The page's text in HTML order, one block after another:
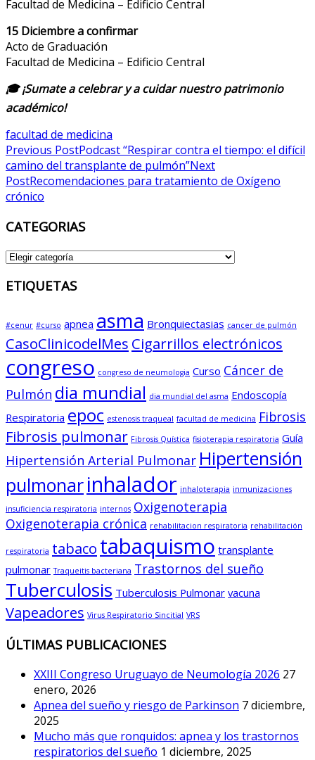
Facultad de Medicina – Edificio Central
15 Diciembre a confirmar
Acto de Graduación
Facultad de Medicina – Edificio Central
🎓 ¡Sumate a celebrar y a cuidar nuestro patrimonio
académico!
facultad de medicina
Post
navigation
Previous PostPodcast “Respirar contra el tiempo: el difícil
camino del transplante de pulmón”Next
PostRecomendaciones para tratamiento de Oxígeno
crónico
CATEGORIAS
CATEGORIAS
ETIQUETAS
#cenur #curso apnea asma Bronquiectasias cancer de pulmón
CasoClinicodelMes Cigarrillos electrónicos
congreso congreso de neumologia Curso Cáncer de
Pulmón dia mundial dia mundial del asma Endoscopía
Respiratoria epoc estenosis traqueal facultad de medicina Fibrosis
Fibrosis pulmonar Fibrosis Quística fisioterapia respiratoria Guía
Hipertensión Arterial Pulmonar Hipertensión
pulmonarinhalador inhaloterapia inmunizaciones
insuficiencia respiratoria internos Oxigenoterapia
Oxigenoterapia crónica rehabilitacion respiratoria rehabilitación
respiratoria tabaco tabaquismo transplante
pulmonar Traqueitis bacteriana Trastornos del sueño
Tuberculosis Tuberculosis Pulmonar vacuna
Vapeadores Virus Respiratorio Sincitial VRS
ÚLTIMAS PUBLICACIONES
XXIII Congreso Uruguayo de Neumología 2026 27
enero, 2026
Apnea del sueño y riesgo de Parkinson 7 diciembre,
2025
Mucho más que ronquidos: apnea y los trastornos
respiratorios del sueño 1 diciembre, 2025